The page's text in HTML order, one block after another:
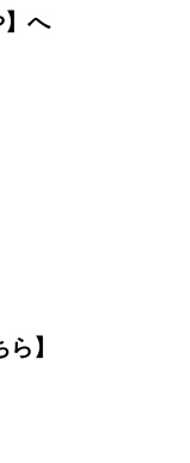
や】へ
】